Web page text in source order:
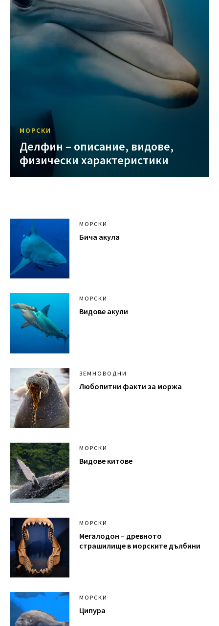
МОРСКИ
Делфин – описание, видове,
физически характеристики
МОРСКИ
Бича акула
МОРСКИ
Видове акули
ЗЕМНОВОДНИ
Любопитни факти за моржа
МОРСКИ
Видове китове
МОРСКИ
Мегалодон – древното
страшилище в морските дълбини
МОРСКИ
Ципура